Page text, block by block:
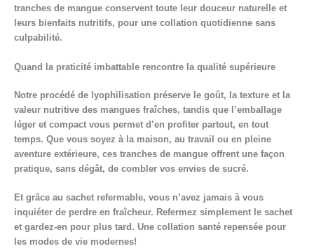
tranches de mangue conservent toute leur douceur naturelle et
leurs bienfaits nutritifs, pour une collation quotidienne sans
culpabilité.
Quand la praticité imbattable rencontre la qualité supérieure
Notre procédé de lyophilisation préserve le goût, la texture et la
valeur nutritive des mangues fraîches, tandis que l’emballage
léger et compact vous permet d’en profiter partout, en tout
temps. Que vous soyez à la maison, au travail ou en pleine
aventure extérieure, ces tranches de mangue offrent une façon
pratique, sans dégât, de combler vos envies de sucré.
Et grâce au sachet refermable, vous n’avez jamais à vous
inquiéter de perdre en fraîcheur. Refermez simplement le sachet
et gardez‑en pour plus tard. Une collation santé repensée pour
les modes de vie modernes!